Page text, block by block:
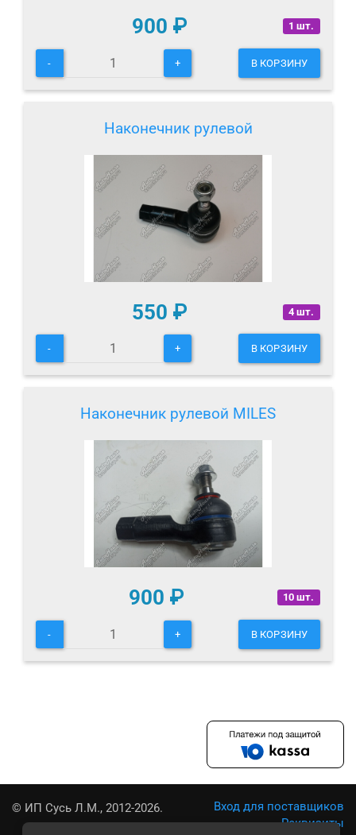
1 шт.
900 ₽
- + В КОРЗИНУ
Наконечник рулевой
4 шт.
550 ₽
- + В КОРЗИНУ
Наконечник рулевой MILES
10 шт.
900 ₽
- + В КОРЗИНУ
© ИП Сусь Л.М., 2012-2026.
Вход для поставщиков
Реквизиты